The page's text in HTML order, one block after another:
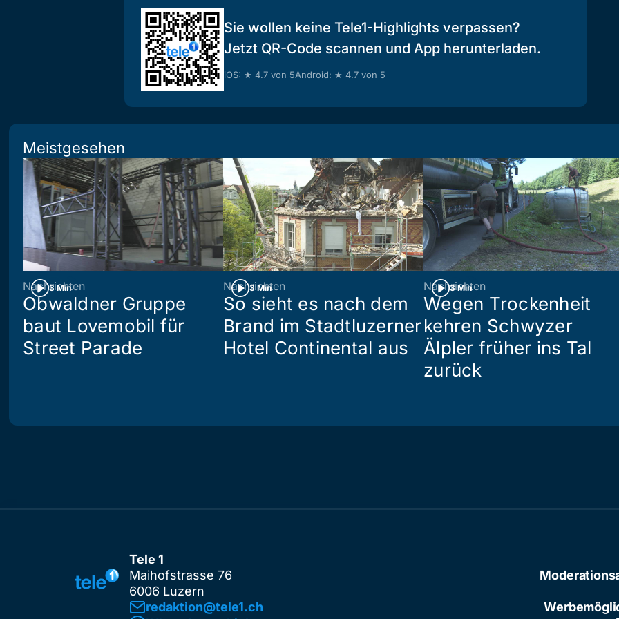
Sie wollen keine Tele1-Highlights verpassen?
Jetzt QR-Code scannen und App herunterladen.
iOS: ★ 4.7 von 5Android: ★ 4.7 von 5
Meistgesehen
3 Min
Nachrichten
Obwaldner Gruppe
baut Lovemobil für
Street Parade
3 Min
Nachrichten
So sieht es nach dem
Brand im Stadtluzerner
Hotel Continental aus
3 Min
Nachrichten
Wegen Trockenheit
kehren Schwyzer
Älpler früher ins Tal
zurück
Tele 1
Maihofstrasse 76
6006 Luzern
redaktion@tele1.ch